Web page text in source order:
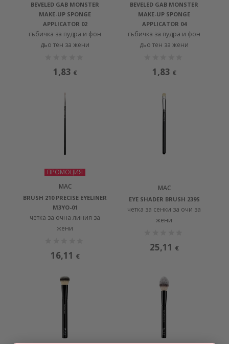
BEVELED GAB MONSTER
MAKE-UP SPONGE
APPLICATOR 02
гъбичка за пудра и фон
дьо тен за жени
1,83 €
BEVELED GAB MONSTER
MAKE-UP SPONGE
APPLICATOR 04
гъбичка за пудра и фон
дьо тен за жени
1,83 €
ПРОМОЦИЯ
MAC
BRUSH 210 PRECISE EYELINER
M3YO-01
четка за очна линия за
жени
16,11 €
MAC
EYE SHADER BRUSH 239S
четка за сенки за очи за
жени
25,11 €